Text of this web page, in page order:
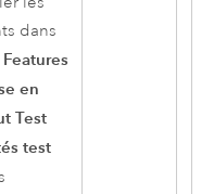
dans
en
Test
test